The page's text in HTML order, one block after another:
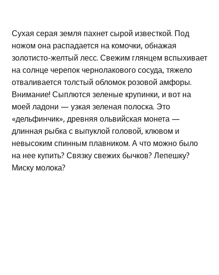
Сухая серая земля пахнет сырой известкой. Под
ножом она распадается на комочки, обнажая
золотисто-желтый лесс. Свежим глянцем вспыхивает
на солнце черепок чернолакового сосуда, тяжело
отваливается толстый обломок розовой амфоры.
Внимание! Сыплются зеленые крупинки, и вот на
моей ладони — узкая зеленая полоска. Это
«дельфинчик», древняя ольвийская монета —
длинная рыбка с выпуклой головой, клювом и
невысоким спинным плавником. А что можно было
на нее купить? Связку свежих бычков? Лепешку?
Миску молока?